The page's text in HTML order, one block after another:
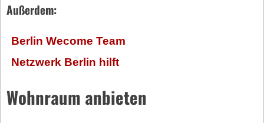
Außerdem:
Berlin Wecome Team
Netzwerk Berlin hilft
Wohnraum anbieten